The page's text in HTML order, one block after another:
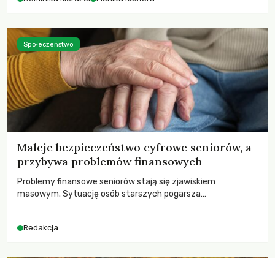
Maleje bezpieczeństwo cyfrowe seniorów, a
przybywa problemów finansowych
Problemy finansowe seniorów stają się zjawiskiem
masowym. Sytuację osób starszych pogarsza
Redakcja
Społeczeństwo